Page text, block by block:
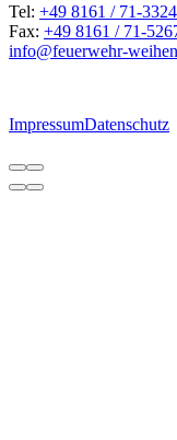
Tel: +49 8161 / 71-3324
Fax: +49 8161 / 71-
ed.nahpetsnehiew-
ImpressumDatenschutz